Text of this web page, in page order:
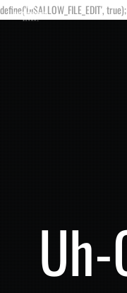
define('DISALLOW_FILE_EDIT',